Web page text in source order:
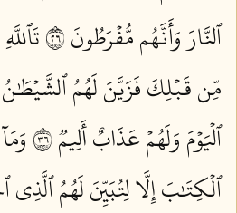
ٱلنَّارَ وَأَنَّهُم مُّفۡرَطُونَ ٦٢
مِّن قَبۡلِكَ فَزَيَّنَ لَهُمُ
ٱلۡيَوۡمَ وَلَهُمۡ عَذَابٌ أَلِيمٞ ٦٣
ٱلۡكِتَٰبَ إِلَّا لِتُبَيِّنَ لَهُمُ ٱلَّذِي